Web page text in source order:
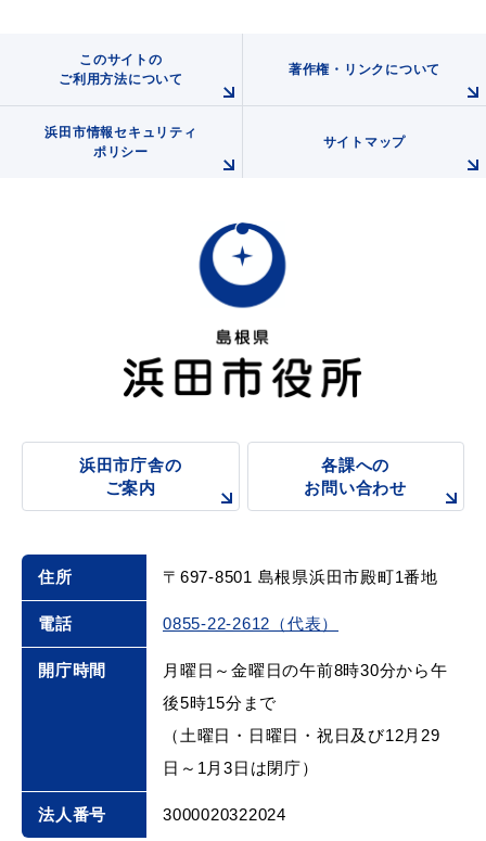
このサイトの
ご利用方法について
著作権・リンクについて
浜田市情報セキュリティ
ポリシー
サイトマップ
浜田市庁舎の
ご案内
各課への
お問い合わせ
住所 〒697-8501 島根県浜田市殿町1番地
電話 0855-22-2612（代表）
開庁時間
月曜日～金曜日の午前8時30分から午
後5時15分まで
（土曜日・日曜日・祝日及び12月29
日～1月3日は閉庁）
法人番号 3000020322024